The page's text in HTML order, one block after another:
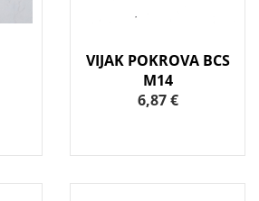
VIJAK POKROVA BCS
M14
6,87 €